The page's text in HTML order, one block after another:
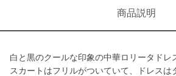
商品説明
白と黒のクールな印象の中華ロリータドレ
スカートはフリルがついていて、ドレスは